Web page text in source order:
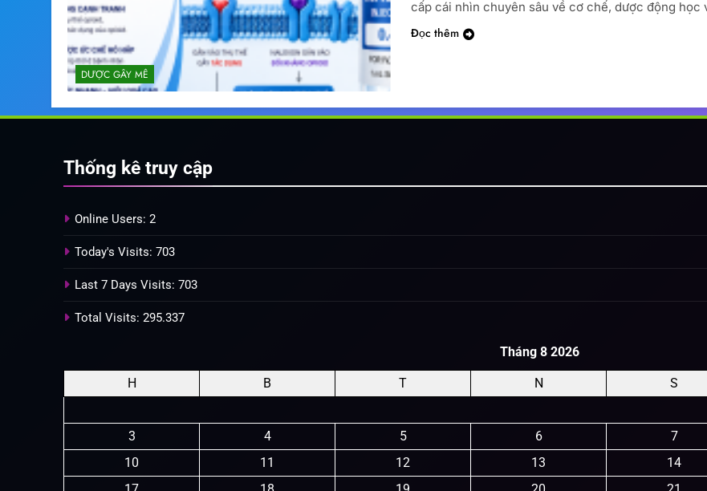
DƯỢC GÂY MÊ
cấp cái nhìn chuyên sâu về cơ chế, dược động học
Đọc thêm
Thống kê truy cập
Online Users: 2
Today's Visits: 703
Last 7 Days Visits: 703
Total Visits: 295.337
Tháng 8 2026
H B T N S
3
4 5 6 7
10
11 12 13 14